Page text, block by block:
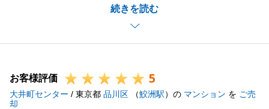
続きを読む
お世話になりました。
引き続き、お住まい事で何かございましたらお気軽に
ご連絡下さい。引き続き宜しくお願いいたします。
閉じる
お客様評価 5
大井町センター / 東京都 品川区 （鮫洲駅）の マンション を ご売
却